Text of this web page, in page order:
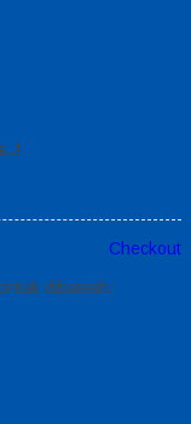
Checkout
dibawah: